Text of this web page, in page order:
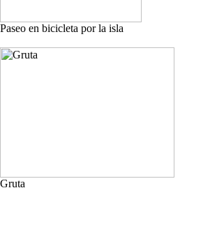
Paseo en bicicleta por la isla
Gruta